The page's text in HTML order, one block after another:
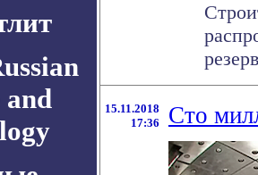
and
15.11.2018
17:36
Сто